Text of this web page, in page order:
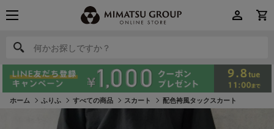
何かお探しですか？
何かお探しですか？
ホーム ふりふ すべての商品 スカート 配色袴風タックスカート